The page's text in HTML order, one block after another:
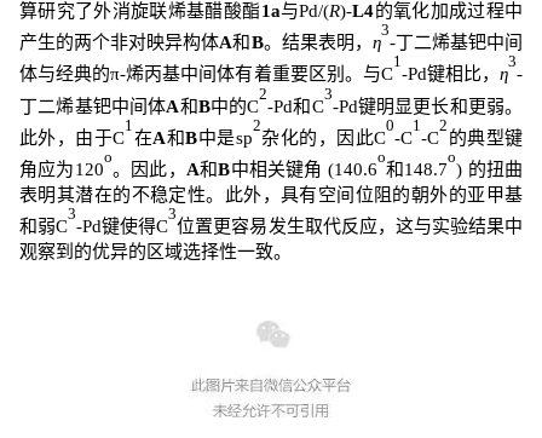
算研究了外消旋联烯基醋酸酯1a与Pd/(R)-L4的氧化加成过程中
产生的两个非对映异构体A和B。结果表明， η
3
-丁二烯基钯中间
体与经典的π-烯丙基中间体有着重要区别。与C
1
-Pd键相比，η
3
-
丁二烯基钯中间体A和B中的C
2
-Pd和C
3
-Pd键明显更长和更弱。
此外，由于C
1
在A和B中是sp
2
杂化的，因此C
0
-C
1
-C
2
的典型键
角应为120
o
。因此， A和B中相关键角 (140.6
o
和148.7
o
) 的扭曲
表明其潜在的不稳定性。此外，具有空间位阻的朝外的亚甲基
和弱C
3
-Pd键使得C
3
位置更容易发生取代反应，这与实验结果中
观察到的优异的区域选择性一致。